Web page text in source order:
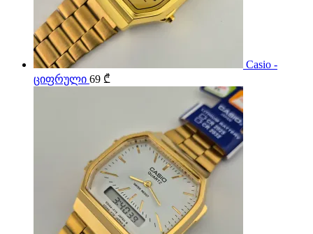
Casio -
ციფრული 69 ₾